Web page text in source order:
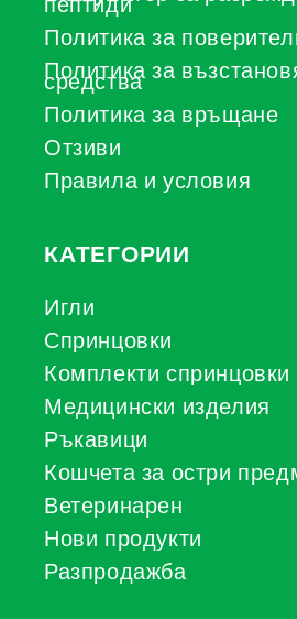
Политика за
Политика за
средства
Политика за връщане
Отзиви
Правила и условия
КАТЕГОРИИ
Игли
Спринцовки
Комплекти спринцовки
Медицински изделия
Ръкавици
Кошчета за остри
Ветеринарен
Нови продукти
Разпродажба